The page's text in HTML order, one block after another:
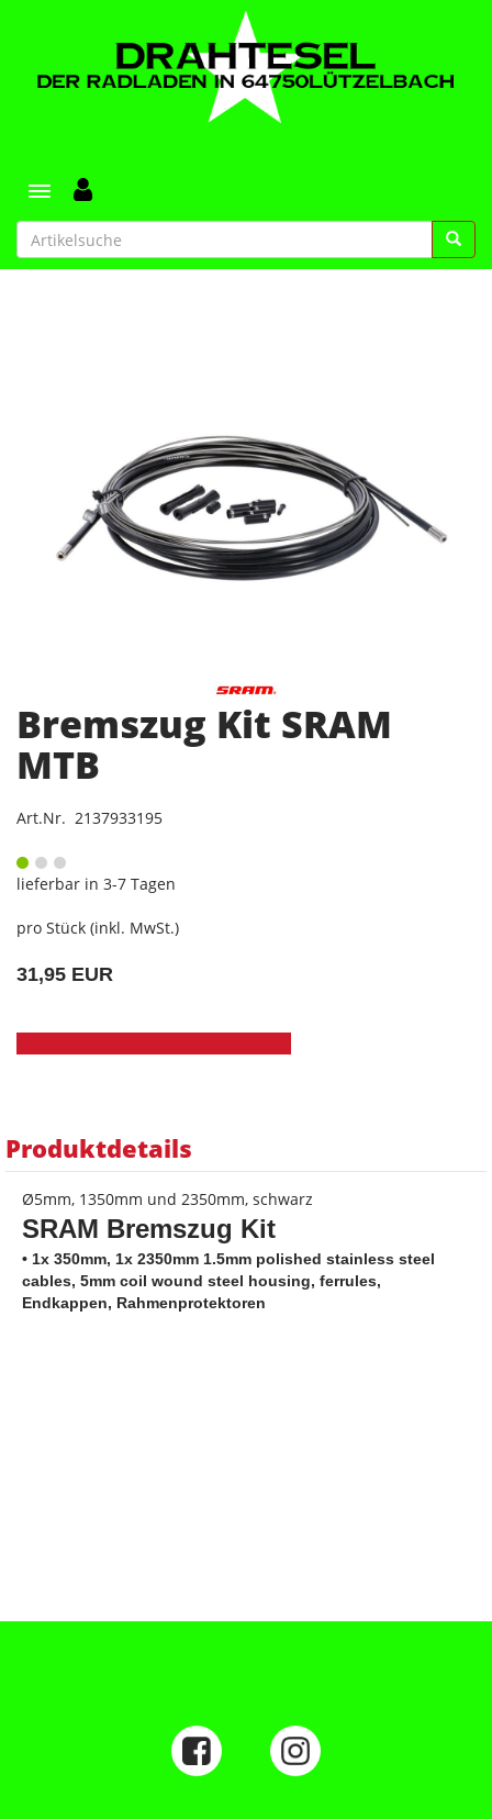
Toggle navigation
Bremszug Kit SRAM
MTB
Art.Nr. 2137933195
lieferbar in 3-7 Tagen
pro Stück (inkl. MwSt.)
31,95 EUR
Produktdetails
Ø5mm, 1350mm und 2350mm, schwarz
SRAM Bremszug Kit
• 1x 350mm, 1x 2350mm 1.5mm polished stainless steel
cables, 5mm coil wound steel housing, ferrules,
Endkappen, Rahmenprotektoren